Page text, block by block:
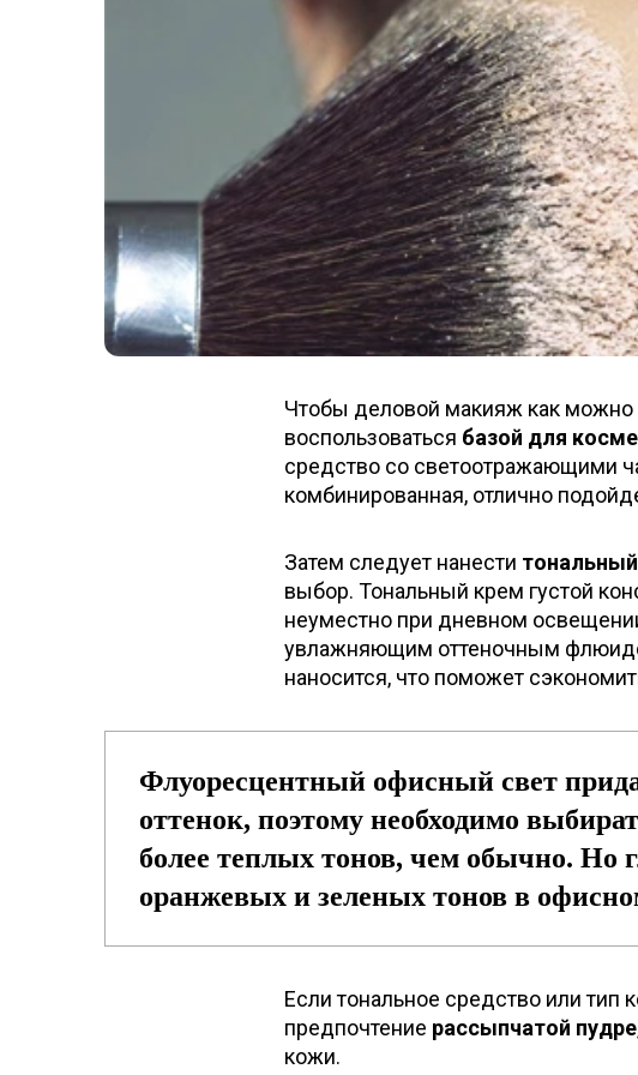
Чтобы деловой макияж как можно
воспользоваться базой для
средство со светоотражающими
комбинированная, отлично
Затем следует нанести
выбор. Тональный крем густой
неуместно при дневном
увлажняющим оттеночным
наносится, что поможет
Флуоресцентный офисный свет
оттенок, поэтому необходимо
более теплых тонов, чем обычно. Но
оранжевых и зеленых тонов в
Если тональное средство или тип
предпочтение рассыпчатой пудре
кожи.